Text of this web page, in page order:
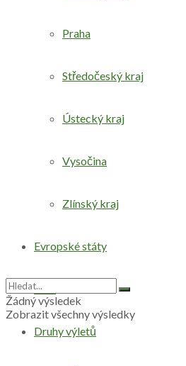
Praha
Středočeský kraj
Ústecký kraj
Vysočina
Zlínský kraj
Evropské státy
Svět
Druhy výletů
Žádný výsledek
Zobrazit všechny výsledky